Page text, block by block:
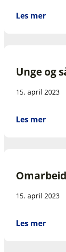
Les mer
Unge og
15. april 2023
Les mer
15. april 2023
Les mer